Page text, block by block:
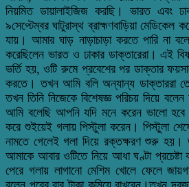
নিয়মিত ডায়ালাইজিজ করছি। ভারত এবং
৯সেপ্টেম্বর ঘাটুরাস্থ ব্রাহ্মণবাড়িয়া মেডিকেল
যায়। আমার ঘাড় নাড়াচাড়া করতে পারি না
করেছিলেন ভারত ও ঢাকার ডাক্তারেরা। এই
ভর্তি হয়, ওটি রুমে প্রবেশের পর ডাক্তার
করতে। তখন আমি বলি অন্যান্য ডাক্তাররা
তখন তিনি নিজেকে বিশেষজ্ঞ পরিচয় দিয়ে
আমি বলেছি আপনি যদি মনে করেন ভালো
করে শুইয়েই গলায় পিস্টুলা করেন। পিস্টুলা
নামতে গেলেই গলা দিয়ে রক্তক্ষরণ শুরু হয়।
আমাকে আবার ওটিতে নিয়ে আধা ঘণ্টা
পেরে গলায় লাগানো মেশিম খোলে ফেলে